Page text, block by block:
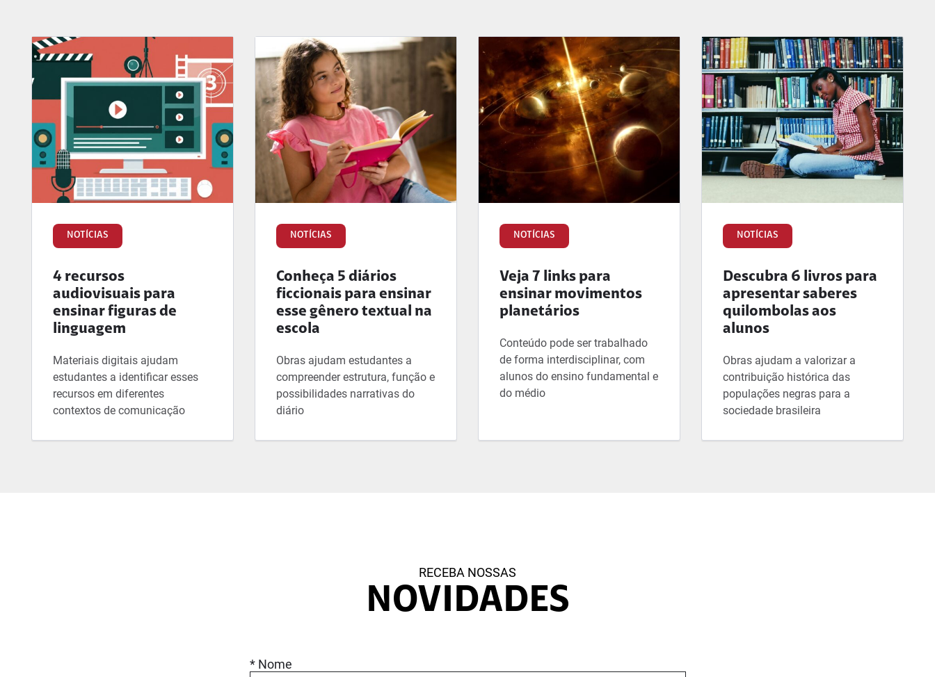
NOTÍCIAS
4 recursos
audiovisuais para
ensinar figuras de
linguagem
Materiais digitais ajudam
estudantes a identificar esses
recursos em diferentes
contextos de comunicação
NOTÍCIAS
Conheça 5 diários
ficcionais para ensinar
esse gênero textual na
escola
Obras ajudam estudantes a
compreender estrutura, função e
possibilidades narrativas do
diário
NOTÍCIAS
Veja 7 links para
ensinar movimentos
planetários
Conteúdo pode ser trabalhado
de forma interdisciplinar, com
alunos do ensino fundamental e
do médio
NOTÍCIAS
Descubra 6 livros para
apresentar saberes
quilombolas aos
alunos
Obras ajudam a valorizar a
contribuição histórica das
populações negras para a
sociedade brasileira
RECEBA NOSSAS
NOVIDADES
* Nome